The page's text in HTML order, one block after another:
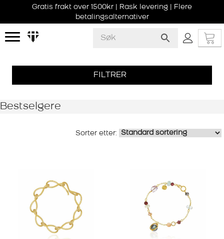
Gratis frakt over 1500kr | Rask levering | Flere
betalingsalternativer
FILTRER
Bestselgere